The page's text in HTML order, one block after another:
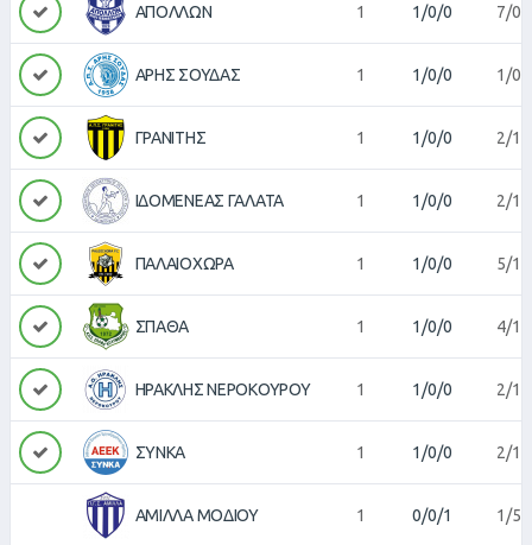
ΑΠΟΛΛΩΝ 1 1/0/0 7/0
ΑΡΗΣ ΣΟΥΔΑΣ 1 1/0/0 1/0
ΓΡΑΝΙΤΗΣ 1 1/0/0 2/1
ΙΔΟΜΕΝΕΑΣ ΓΑΛΑΤΑ 1 1/0/0 2/1
ΠΑΛΑΙΟΧΩΡΑ 1 1/0/0 5/1
ΣΠΑΘΑ 1 1/0/0 4/1
ΗΡΑΚΛΗΣ ΝΕΡΟΚΟΥΡΟΥ 1 1/0/0 2/1
ΣΥΝΚΑ 1 1/0/0 2/1
ΑΜΙΛΛΑ ΜΟΔΙΟΥ 1 0/0/1 1/5